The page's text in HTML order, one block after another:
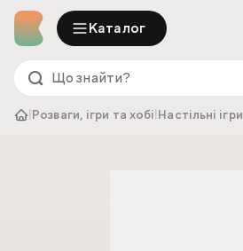
Каталог
Розваги, ігри та хобі Настільні ігри